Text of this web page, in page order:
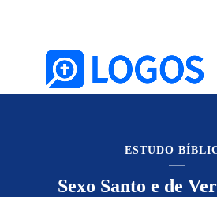
ESTUDO
Sexo Santo e de